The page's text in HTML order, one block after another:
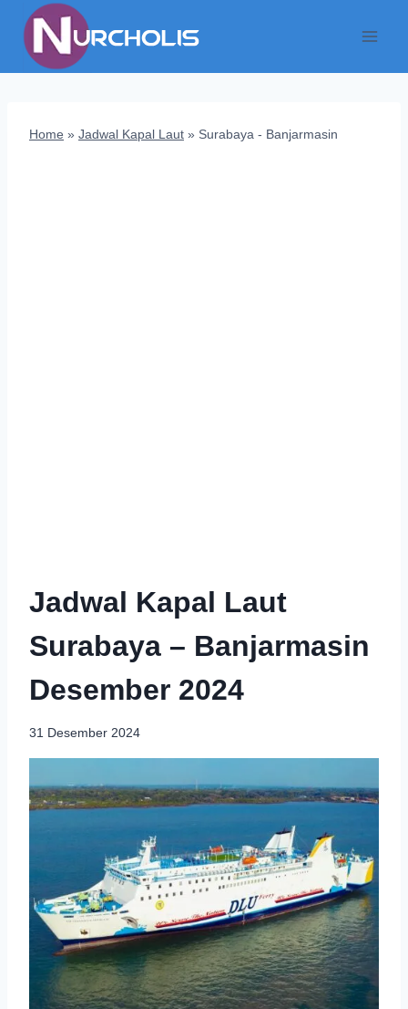
content
Home » Jadwal Kapal Laut » Surabaya - Banjarmasin
Jadwal Kapal Laut
Surabaya – Banjarmasin
Desember 2024
31 Desember 2024